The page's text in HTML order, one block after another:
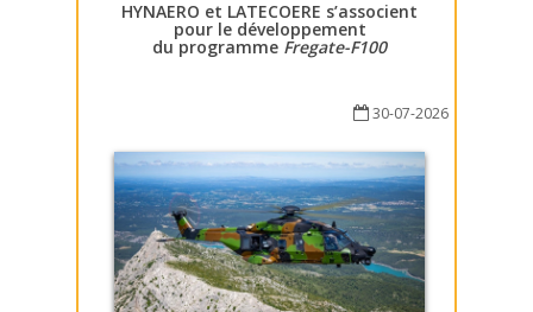
HYNAERO et LATECOERE s’associent
pour le développement
du programme Fregate-F100
30-07-2026